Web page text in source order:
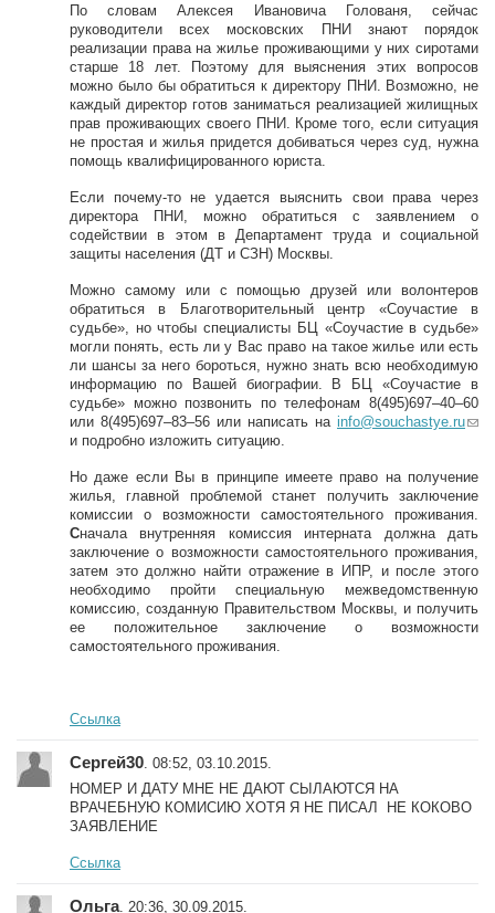
По словам Алексея Ивановича Голованя, сейчас
руководители всех московских ПНИ знают порядок
реализации права на жилье проживающими у них сиротами
старше 18 лет. Поэтому для выяснения этих вопросов
можно было бы обратиться к директору ПНИ. Возможно, не
каждый директор готов заниматься реализацией жилищных
прав проживающих своего ПНИ. Кроме того, если ситуация
не простая и жилья придется добиваться через суд, нужна
помощь квалифицированного юриста.
Если почему-то не удается выяснить свои права через
директора ПНИ, можно обратиться с заявлением о
содействии в этом в Департамент труда и социальной
защиты населения (ДТ и СЗН) Москвы.
Можно самому или с помощью друзей или волонтеров
обратиться в Благотворительный центр «Соучастие в
судьбе», но чтобы специалисты БЦ «Соучастие в судьбе»
могли понять, есть ли у Вас право на такое жилье или есть
ли шансы за него бороться, нужно знать всю необходимую
информацию по Вашей биографии. В БЦ «Соучастие в
судьбе» можно позвонить по телефонам 8(495)697–40–60
или 8(495)697–83–56 или написать на info@souchastye.ru(li
s
e
n
d
s
e-
m
ai
l)
и подробно изложить ситуацию.
Но даже если Вы в принципе имеете право на получение
жилья, главной проблемой станет получить заключение
комиссии о возможности самостоятельного проживания.
Сначала внутренняя комиссия интерната должна дать
заключение о возможности самостоятельного проживания,
затем это должно найти отражение в ИПР, и после этого
необходимо пройти специальную межведомственную
комиссию, созданную Правительством Москвы, и получить
ее положительное заключение о возможности
самостоятельного проживания.
Ссылка
Сергей30 . 08:52, 03.10.2015.
НОМЕР И ДАТУ МНЕ НЕ ДАЮТ СЫЛАЮТСЯ НА
ВРАЧЕБНУЮ КОМИСИЮ ХОТЯ Я НЕ ПИСАЛ НЕ КОКОВО
ЗАЯВЛЕНИЕ
Ссылка
Ольга. 20:36, 30.09.2015.